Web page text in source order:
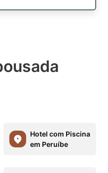
Hotel com Piscina
em Peruíbe